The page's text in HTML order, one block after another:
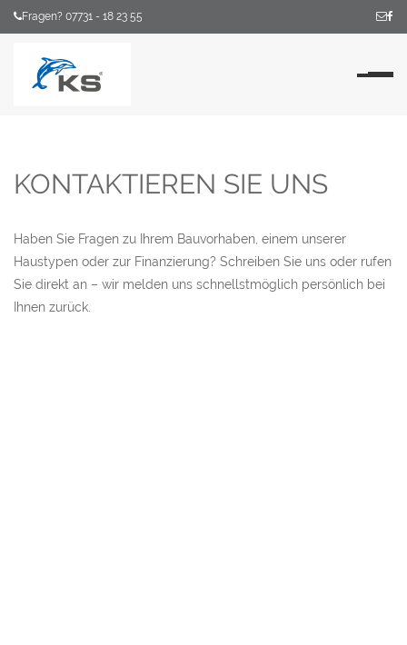
Fragen? 07731 - 18 23 55
KONTAKTIEREN SIE UNS
Haben Sie Fragen zu Ihrem Bauvorhaben, einem unserer
Haustypen oder zur Finanzierung? Schreiben Sie uns oder rufen
Sie direkt an – wir melden uns schnellstmöglich persönlich bei
Ihnen zurück.